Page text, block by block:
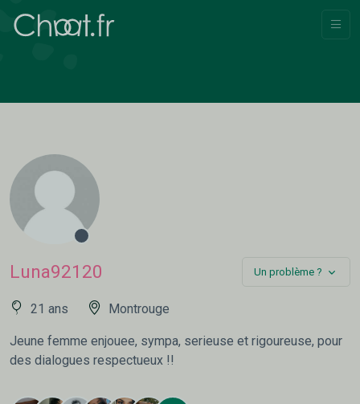
Luna92120 Un problème ?
21 ans Montrouge
Jeune femme enjouee, sympa, serieuse et rigoureuse, pour
des dialogues respectueux !!